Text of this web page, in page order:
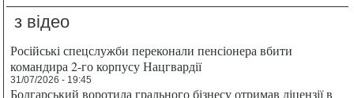
з відео
Російські спецслужби переконали пенсіонера вбити
командира 2-го корпусу Нацгвардії
31/07/2026 - 19:45
Болгарський воротила грального бізнесу отримав ліцензії в